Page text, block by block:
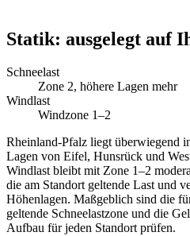
Statik: ausgelegt auf
Schneelast
Zone 2, höhere Lagen mehr
Windlast
Windzone 1–2
Rheinland-Pfalz liegt überwiegend
Lagen von Eifel, Hunsrück und
Windlast bleibt mit Zone 1–2
die am Standort geltende Last und
Höhenlagen. Maßgeblich sind die
geltende Schneelastzone und die
Aufbau für jeden Standort prüfen.